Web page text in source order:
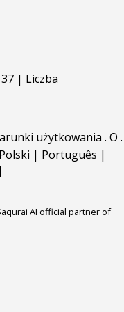
| Liczba
użytkowania . O .
Polski | Português |
|
AI official partner of